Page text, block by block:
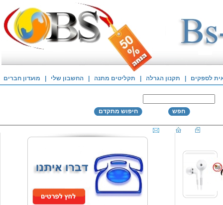
לספקים תקנון הגרלה תקליטים מתנה החשבון שלי מועדון חברים
חפש חיפוש מתקדם